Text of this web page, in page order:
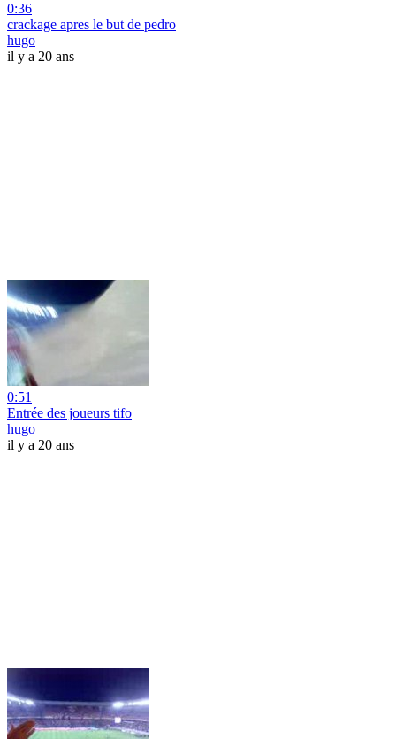
0:36
crackage apres le but de pedro
hugo
il y a 20 ans
0:51
Entrée des joueurs tifo
hugo
il y a 20 ans